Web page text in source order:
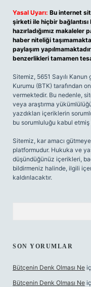
Yasal Uyarı: Bu internet
şirketi ile hiçbir
hazırladığımız makaleler
haber niteliği
paylaşım
benzerlikleri tamamen
Sitemiz, 5651 Sayılı
Kurumu (BTK) tarafından
vermektedir. Bu nedenle,
veya araştırma
yazdıkları içeriklerin
bu sorumluluğu kabul etmiş
Sitemiz, kar amacı
platformudur. Hukuka ve
düşündüğünüz içerikleri,
bildirmeniz halinde, ilgili
kaldırılacaktır.
SON YORUMLAR
Bütçenin Denk Olması Ne
Bütçenin Denk Olması Ne